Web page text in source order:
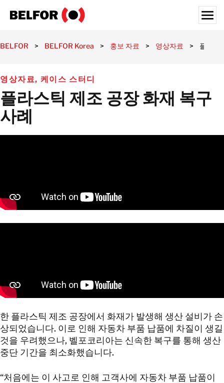
제공 서비스
서비스 영역
홍보 자료
채용정보
대한민국
한국어
BELFOR > BELFOR Korea > 홍보 자료 > 영상자료 > 플라스
영상자료, 케이스 스터디
플라스틱 제조 공장 화재 복구
사례
한 플라스틱 제조 공장에서 화재가 발생해 생산 설비가 손
상되었습니다. 이로 인해 자동차 부품 납품에 차질이 생길
것을 우려했으나, 벨포코리아는 신속한 복구를 통해 생산
중단 기간을 최소화했습니다.
“처음에는 이 사고로 인해 고객사에 자동차 부품 납품이